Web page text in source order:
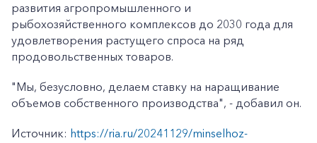
развития агропромышленного и
рыбохозяйственного комплексов до 2030 года для
удовлетворения растущего спроса на ряд
продовольственных товаров.
"Мы, безусловно, делаем ставку на наращивание
объемов собственного производства", - добавил он.
Источник: https://ria.ru/20241129/minselhoz-